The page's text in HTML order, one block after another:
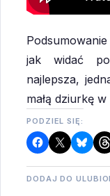
jak widać
najlepsza,
małą dziurkę
PODZIEL SIĘ:
DODAJ DO